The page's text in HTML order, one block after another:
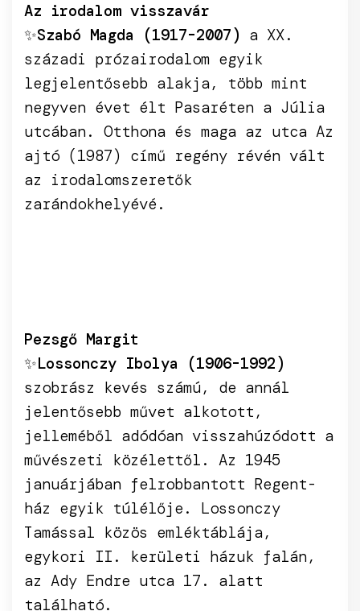
Az irodalom visszavár
✨Szabó Magda (1917-2007) a XX.
századi prózairodalom egyik
legjelentősebb alakja, több mint
negyven évet élt Pasaréten a Júlia
utcában. Otthona és maga az utca Az
ajtó (1987) című regény révén vált
az irodalomszeretők
zarándokhelyévé.
Pezsgő Margit
✨Lossonczy Ibolya (1906-1992)
szobrász kevés számú, de annál
jelentősebb művet alkotott,
jelleméből adódóan visszahúzódott a
művészeti közélettől. Az 1945
januárjában felrobbantott Regent-
ház egyik túlélője. Lossonczy
Tamással közös emléktáblája,
egykori II. kerületi házuk falán,
az Ady Endre utca 17. alatt
található.